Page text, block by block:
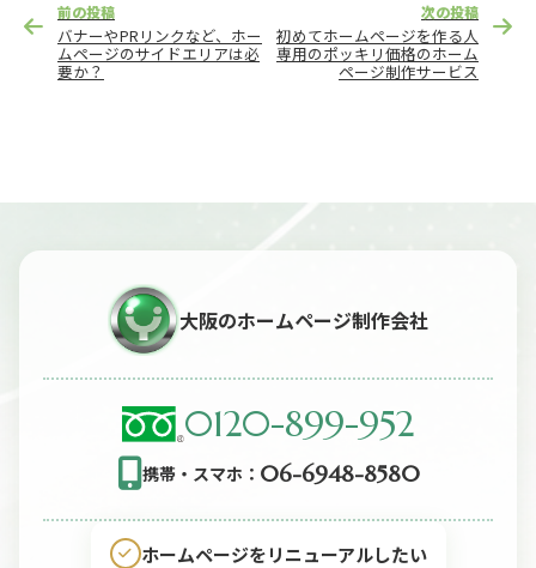
稿
ン
前の投稿
バナーやPRリンクなど、ホー
ムページのサイドエリアは必
要か？
次の投稿
初めてホームページを作る人
専用のポッキリ価格のホーム
ページ制作サービス
大阪のホームページ制作会社
0120-899-952
携帯・スマホ： 06-6948-8580
ホームページをリニューアルしたい